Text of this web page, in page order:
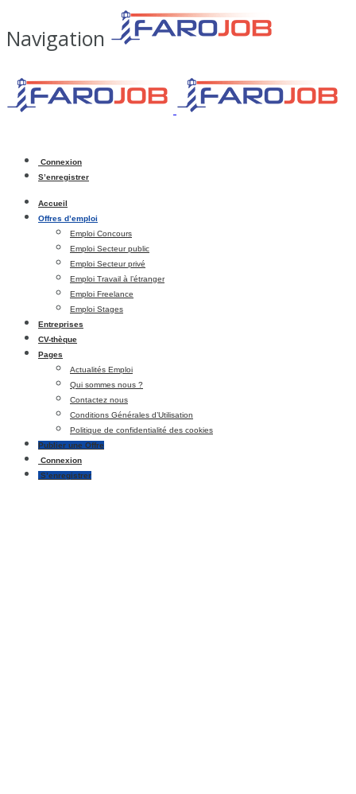
Navigation
Connexion
S’enregistrer
Accueil
Offres d’emploi
Emploi Concours
Emploi Secteur public
Emploi Secteur privé
Emploi Travail à l’étranger
Emploi Freelance
Emploi Stages
Entreprises
CV-thèque
Pages
Actualités Emploi
Qui sommes nous ?
Contactez nous
Conditions Générales d’Utilisation
Politique de confidentialité des cookies
Publier une Offre
Connexion
S’enregistrer